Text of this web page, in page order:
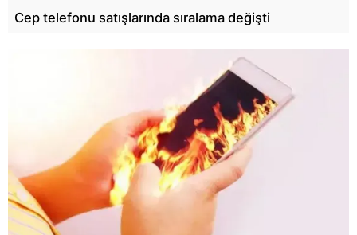
Cep telefonu satışlarında sıralama değişti